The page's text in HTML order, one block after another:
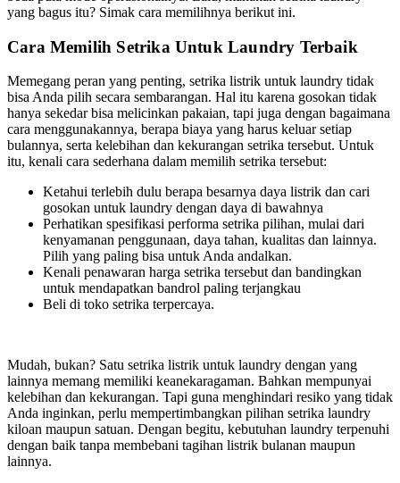
yang bagus itu? Simak cara memilihnya berikut ini.
Cara Memilih Setrika Untuk Laundry Terbaik
Memegang peran yang penting, setrika listrik untuk laundry tidak
bisa Anda pilih secara sembarangan. Hal itu karena gosokan tidak
hanya sekedar bisa melicinkan pakaian, tapi juga dengan bagaimana
cara menggunakannya, berapa biaya yang harus keluar setiap
bulannya, serta kelebihan dan kekurangan setrika tersebut. Untuk
itu, kenali cara sederhana dalam memilih setrika tersebut:
Ketahui terlebih dulu berapa besarnya daya listrik dan cari
gosokan untuk laundry dengan daya di bawahnya
Perhatikan spesifikasi performa setrika pilihan, mulai dari
kenyamanan penggunaan, daya tahan, kualitas dan lainnya.
Pilih yang paling bisa untuk Anda andalkan.
Kenali penawaran harga setrika tersebut dan bandingkan
untuk mendapatkan bandrol paling terjangkau
Beli di toko setrika terpercaya.
Mudah, bukan? Satu setrika listrik untuk laundry dengan yang
lainnya memang memiliki keanekaragaman. Bahkan mempunyai
kelebihan dan kekurangan. Tapi guna menghindari resiko yang tidak
Anda inginkan, perlu mempertimbangkan pilihan setrika laundry
kiloan maupun satuan. Dengan begitu, kebutuhan laundry terpenuhi
dengan baik tanpa membebani tagihan listrik bulanan maupun
lainnya.